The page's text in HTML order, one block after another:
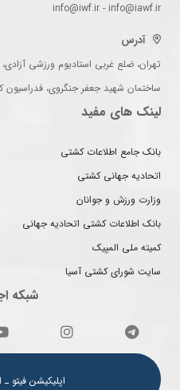
info@iwf.ir - info@iawf.ir
آدرس
تهران، ضلع غربی استادیوم ورزشی
ساختمان شهید جعفر جنگروی،
لینک های مفید
بانک جامع اطلاعات کشتی
اتحادیه جهانی کشتی
وزارت ورزش و جوانان
بانک اطلاعات کشتی اتحادیه جهانی
کمیته ملی المپیک
سایت شورای کشتی آسیا
شبکه
اپلیکیشن فیتو ـ